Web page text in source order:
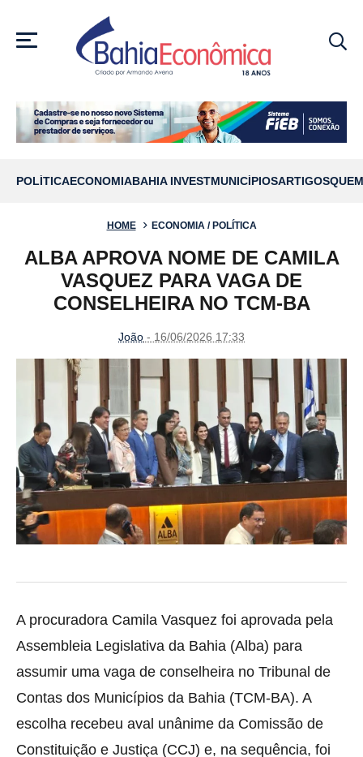
MENU
POLÍTICAECONOMIABAHIA INVESTMUNICÍPIOSARTIGOS
HOME ECONOMIA / POLÍTICA
ALBA APROVA NOME DE CAMILA
VASQUEZ PARA VAGA DE
CONSELHEIRA NO TCM-BA
João - 16/06/2026 17:33
A procuradora Camila Vasquez foi aprovada pela
Assembleia Legislativa da Bahia (Alba) para
assumir uma vaga de conselheira no Tribunal de
Contas dos Municípios da Bahia (TCM-BA). A
escolha recebeu aval unânime da Comissão de
Constituição e Justiça (CCJ) e, na sequência, foi